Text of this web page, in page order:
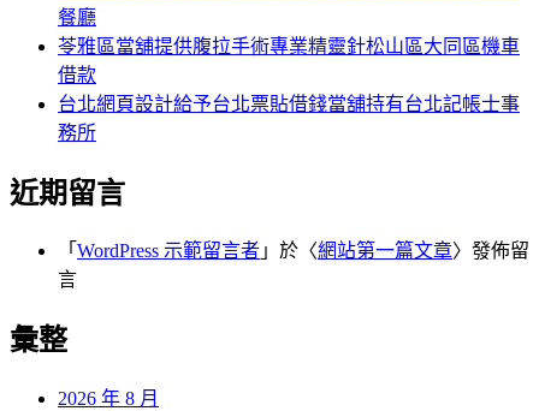
餐廳
苓雅區當舖提供腹拉手術專業精靈針松山區大同區機車
借款
台北網頁設計給予台北票貼借錢當舖持有台北記帳士事
務所
近期留言
「 WordPress 示範留言者 」於〈網站第一篇文章〉發佈留
言
彙整
2026 年 8 月